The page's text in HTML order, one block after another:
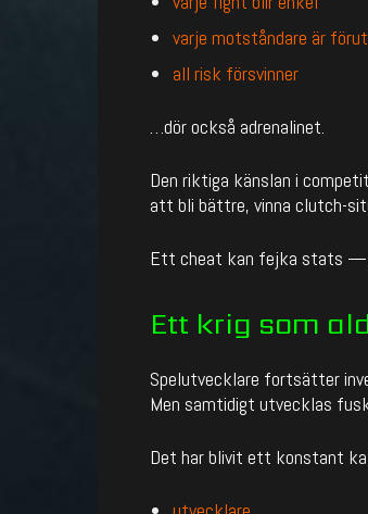
varje motståndare är
all risk försvinner
…dör också adrenalinet.
Den riktiga känslan i
att bli bättre, vinna clutch-
Ett cheat kan fejka stats —
Ett krig som
Spelutvecklare fortsätter
Men samtidigt utvecklas
Det har blivit ett konstant